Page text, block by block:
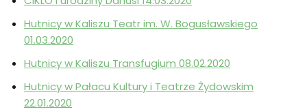
Hutnicy w Kaliszu Teatr im. W. Bogusławskiego
01.03.2020
Hutnicy w Kaliszu Transfugium 08.02.2020
Hutnicy w Pałacu Kultury i Teatrze Żydowskim
22.01.2020